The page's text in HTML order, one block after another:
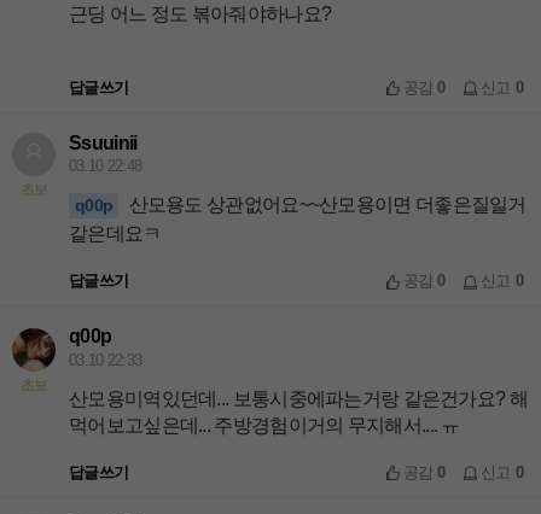
근딩 어느 정도 볶아줘야하나요?
답글쓰기 공감0 신고 0
초보
Ssuuinii
03.10 22:48
q00p
산모용도 상관없어요~~산모용이면 더좋은질일거
같은데요ㅋ
답글쓰기 공감0 신고 0
초보
q00p
03.10 22:33
산모용미역있던데... 보통시중에파는거랑 같은건가요? 해
먹어보고싶은데... 주방경험이거의 무지해서.... ㅠ
답글쓰기 공감0 신고 0